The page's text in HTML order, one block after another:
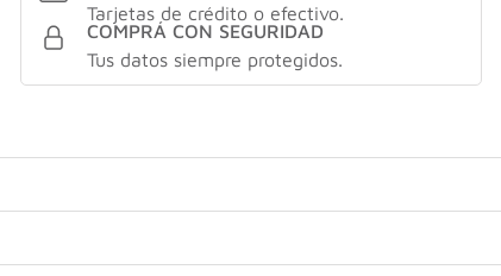
Tarjetas de crédito o efectivo.
COMPRÁ CON SEGURIDAD
Tus datos siempre protegidos.